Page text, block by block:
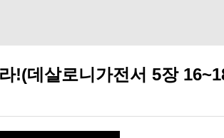
데살로니가전서 5장